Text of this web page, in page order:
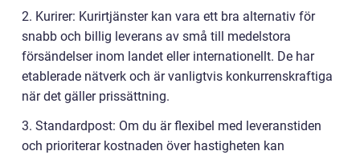
2. Kurirer: Kurirtjänster kan vara ett bra alternativ för
snabb och billig leverans av små till medelstora
försändelser inom landet eller internationellt. De har
etablerade nätverk och är vanligtvis konkurrenskraftiga
när det gäller prissättning.
3. Standardpost: Om du är flexibel med leveranstiden
och prioriterar kostnaden över hastigheten kan